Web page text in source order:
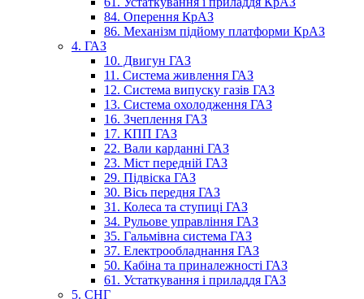
84. Оперення КрАЗ
86. Механізм підйому платформи КрАЗ
4. ГАЗ
10. Двигун ГАЗ
11. Система живлення ГАЗ
12. Система випуску газів ГАЗ
13. Система охолодження ГАЗ
16. Зчеплення ГАЗ
17. КПП ГАЗ
22. Вали карданні ГАЗ
23. Міст передній ГАЗ
29. Підвіска ГАЗ
30. Вісь передня ГАЗ
31. Колеса та ступиці ГАЗ
34. Рульове управління ГАЗ
35. Гальмівна система ГАЗ
37. Електрообладнання ГАЗ
50. Кабіна та приналежності ГАЗ
61. Устаткування і приладдя ГАЗ
5. СНГ